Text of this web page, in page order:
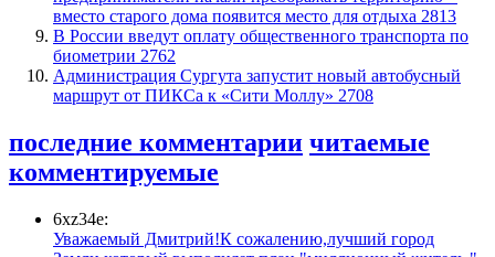
вместо старого дома появится место для отдыха 2813
В России введут оплату общественного транспорта по
биометрии 2762
​Администрация Сургута запустит новый автобусный
маршрут от ПИКСа к «Сити Моллу» 2708
последние комментарии читаемые
комментируемые
6xz34e:
Уважаемый Дмитрий!К сожалению,лучший город